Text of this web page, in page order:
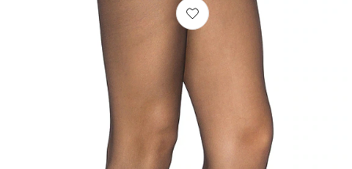
Préféré COLLANT TRANSPARANT